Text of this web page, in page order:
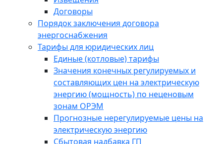
Договоры
Порядок заключения договора
энергоснабжения
Тарифы для юридических лиц
Единые (котловые) тарифы
Значения конечных регулируемых и
составляющих цен на электрическую
энергию (мощность) по неценовым
зонам ОРЭМ
Прогнозные нерегулируемые цены на
электрическую энергию
Сбытовая надбавка ГП